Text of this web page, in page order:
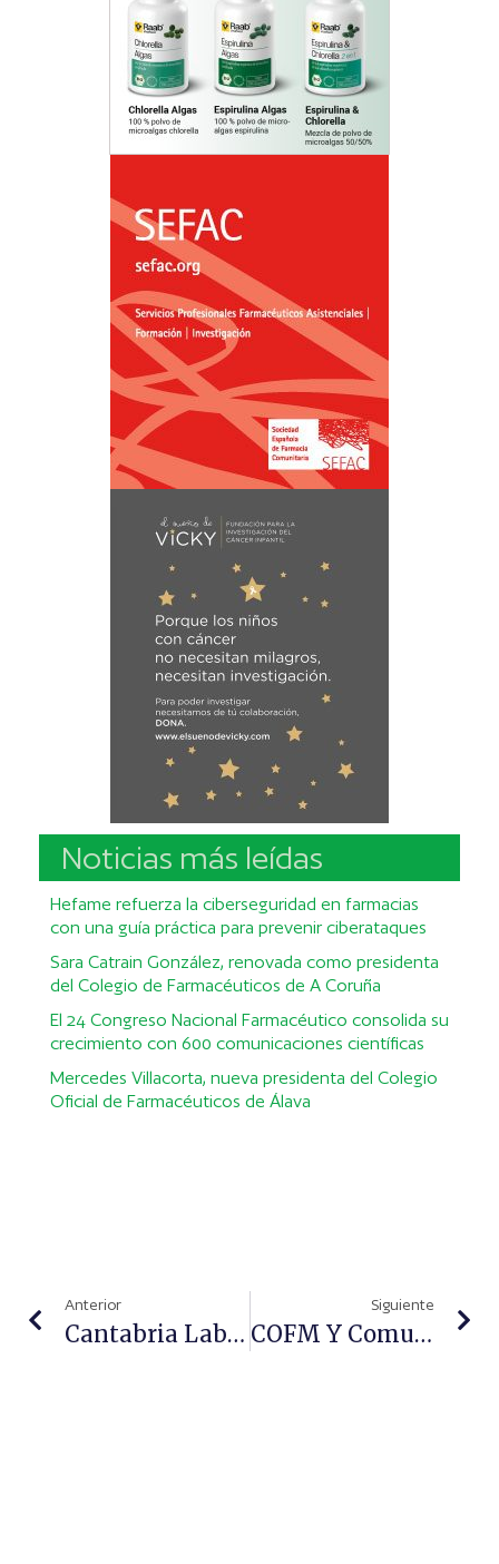
Noticias más leídas
Hefame refuerza la ciberseguridad en farmacias
con una guía práctica para prevenir ciberataques
Sara Catrain González, renovada como presidenta
del Colegio de Farmacéuticos de A Coruña
El 24 Congreso Nacional Farmacéutico consolida su
crecimiento con 600 comunicaciones científicas
Mercedes Villacorta, nueva presidenta del Colegio
Oficial de Farmacéuticos de Álava
Anterior
Cantabria Labs & NDL Pro-Health Anuncian El Patrocinio De Los Jugadores De Pádel Álex Ruiz Y Gemma Triay
Siguiente
COFM Y Comunidad De Madrid Realizan Una Recogida ‘histórica’ De Medicamentos Estupefacientes Caducados